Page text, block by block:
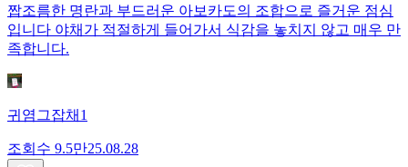
짭조름한 명란과 부드러운 아보카도의 조합으로 즐거운 점심
입니다 야채가 적절하게 들어가서 식감을 놓치지 않고 매우 만
족합니다.
귀염그잡채1
조회수 9.5만25.08.28